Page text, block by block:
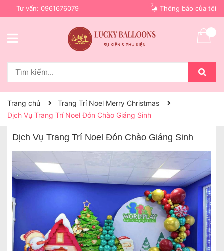
Tư vấn: 0961676079 Thông báo của tôi
7
Trang chủ
Trang Trí Noel Merry Christmas
Dịch Vụ Trang Trí Noel Đón Chào Giáng Sinh
Dịch Vụ Trang Trí Noel Đón Chào Giáng Sinh